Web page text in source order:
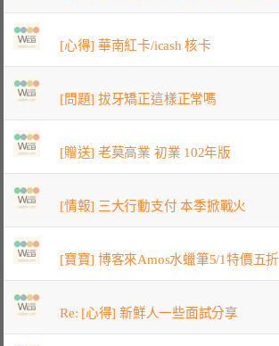
[心得] 華南紅卡/icash 核卡
[問題] 拔牙矯正這樣正常嗎
[贈送] 老莫高業 初業 102年版
[情報] 三大行動支付 本季掀戰火
[寶寶] 博客來Amos水蠟筆5/1特價五折
Re: [心得] 新鮮人一些面試分享